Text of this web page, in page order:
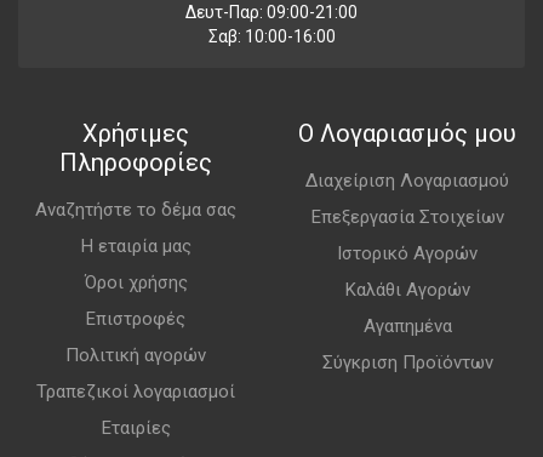
Δευτ-Παρ: 09:00-21:00
Σαβ: 10:00-16:00
Χρήσιμες
Πληροφορίες
Αναζητήστε το δέμα σας
Η εταιρία μας
Όροι χρήσης
Επιστροφές
Πολιτική αγορών
Τραπεζικοί λογαριασμοί
Εταιρίες
Ο Λογαριασμός μου
Διαχείριση Λογαριασμού
Επεξεργασία Στοιχείων
Ιστορικό Αγορών
Καλάθι Αγορών
Αγαπημένα
Σύγκριση Προϊόντων